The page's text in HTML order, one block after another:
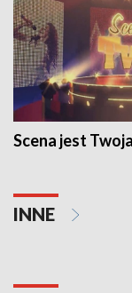
Scena jest Twoja
INNE